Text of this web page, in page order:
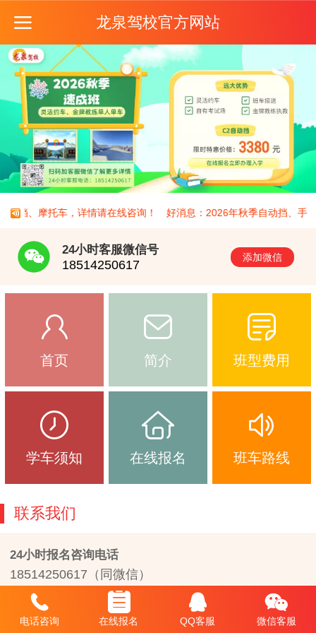
龙泉驾校官方网站
挡、摩托车，详情请在线咨询！ 好消息：2026年秋季自动挡、手
24小时客服微信号
18514250617
添加微信
首页 简介 班型费用
学车须知 在线报名 班车路线
联系我们
24小时报名咨询电话
18514250617（同微信）
18618480117（同微信）
24小时报名咨询微信
电话咨询 在线报名 QQ客服 微信客服